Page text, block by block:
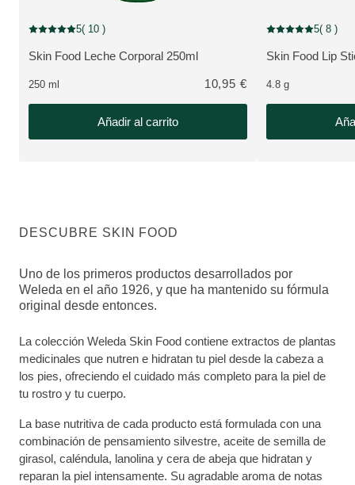
VER PRODUCTO:
Skin Food Leche Corporal 250ml
Puntuación: 5 / 5 estrellas 10 valoraciones de usuarios
5( 10 )
250 ml 10,95 €
Añadir al carrito
VER
Skin Food Lip
Puntuación: 5 / 5
5( 8 )
4.8 g
DESCUBRE SKIN FOOD
Uno de los primeros productos desarrollados por
Weleda en el año 1926, y que ha mantenido su fórmula
original desde entonces.
La colección Weleda Skin Food contiene extractos de plantas
medicinales que nutren e hidratan tu piel desde la cabeza a
los pies, ofreciendo el cuidado más completo para la piel de
tu rostro y tu cuerpo.
La base nutritiva de cada producto está formulada con una
combinación de pensamiento silvestre, aceite de semilla de
girasol, caléndula, lanolina y cera de abeja que hidratan y
reparan la piel intensamente. Su agradable aroma de notas